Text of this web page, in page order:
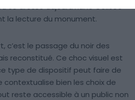
se dresse aujourd’hui le Colisée
la lecture du monument.
c’est le passage du noir des
reconstitué. Ce choc visuel est
type de dispositif peut faire de
contextualise bien les choix de
reste accessible à un public non